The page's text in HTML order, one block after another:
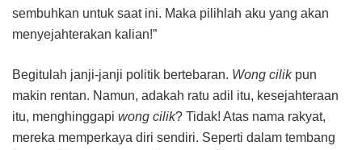
sembuhkan untuk saat ini. Maka pilihlah aku yang akan
menyejahterakan kalian!”
Begitulah janji-janji politik bertebaran. Wong cilikpun
makin rentan. Namun, adakah ratu adil itu, kesejahteraan
itu, menghinggapi wong cilik? Tidak! Atas nama rakyat,
mereka memperkaya diri sendiri. Seperti dalam tembang